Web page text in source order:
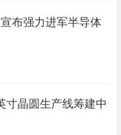
布强力进军半导体
寸晶圆生产线筹建中